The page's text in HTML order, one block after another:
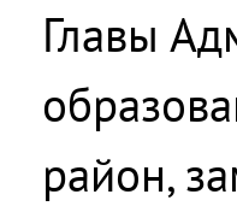
Главы
район,